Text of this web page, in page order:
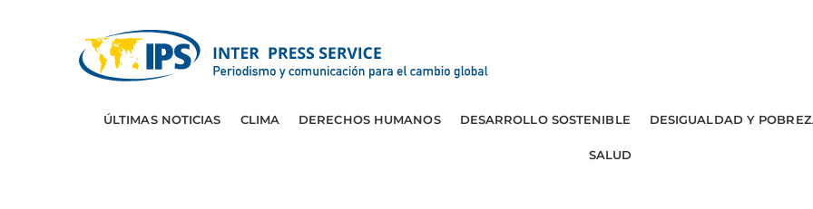
ÚLTIMAS NOTICIAS CLIMA DERECHOS HUMANOS DESARROLLO SOSTENIBLE DESIGUALDAD Y
SALUD